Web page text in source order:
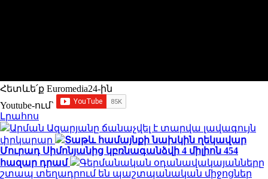
Հետևե՛ք Euromedia24-ին
Youtube-ում`
Լրահոս
Արման Ազարյանը ճանաչվել է տարվա լավագույն
փրկարար
Տաթև համայնքի նախկին ղեկավար
Մուրադ Սիմոնյանից կբռնագանձվի 4 միլիոն 454
հազար դրամ
Գերմանական օդանավակայանները
շտապ տեղադրում են պաշտպանական միջոցներ